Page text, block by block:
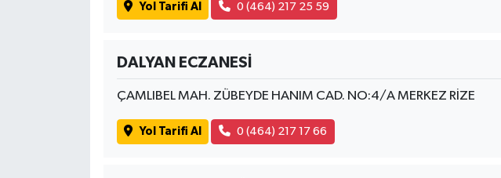
Yol Tarifi Al 0 (464) 217 25 59
DALYAN ECZANESİ
ÇAMLIBEL MAH. ZÜBEYDE HANIM CAD. NO:4/A MERKEZ RİZE
Yol Tarifi Al 0 (464) 217 17 66